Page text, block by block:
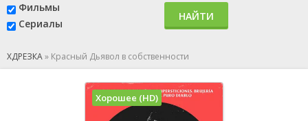
Фильмы
Сериалы
НАЙТИ
ХДРЕЗКА» Красный Дьявол в собственности
Хорошее (HD)